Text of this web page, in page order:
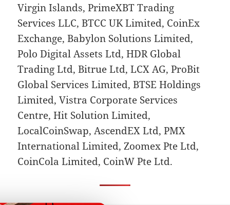
Virgin Islands, PrimeXBT Trading
Services LLC, BTCC UK Limited, CoinEx
Exchange, Babylon Solutions Limited,
Polo Digital Assets Ltd, HDR Global
Trading Ltd, Bitrue Ltd, LCX AG, ProBit
Global Services Limited, BTSE Holdings
Limited, Vistra Corporate Services
Centre, Hit Solution Limited,
LocalCoinSwap, AscendEX Ltd, PMX
International Limited, Zoomex Pte Ltd,
CoinCola Limited, CoinW Pte Ltd.